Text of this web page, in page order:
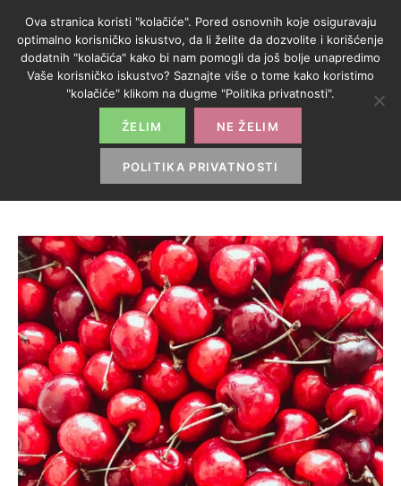
OZNAKA:
ENCIKLOPEDIJA
ENCIKLOPEDIJA
Ova stranica koristi "kolačiće". Pored osnovnih koje osiguravaju
optimalno korisničko iskustvo, da li želite da dozvolite i korišćenje
dodatnih "kolačića" kako bi nam pomogli da još bolje unapredimo
Vaše korisničko iskustvo? Saznajte više o tome kako koristimo
"kolačiće" klikom na dugme "Politika privatnosti".
ŽELIM NE ŽELIM
POLITIKA PRIVATNOSTI